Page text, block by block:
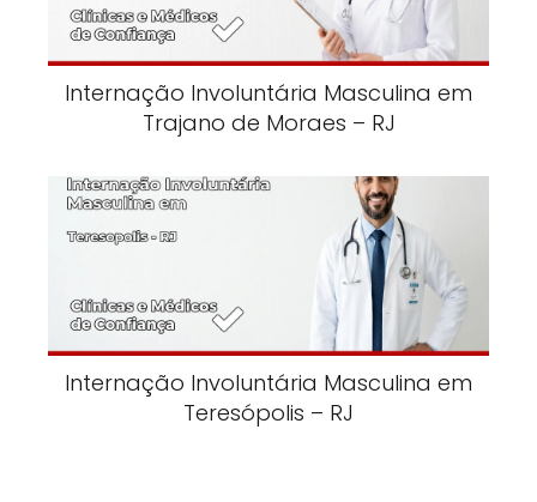
Internação Involuntária Masculina em
Trajano de Moraes – RJ
Internação Involuntária Masculina em
Teresópolis – RJ